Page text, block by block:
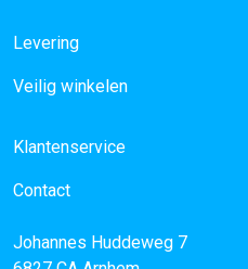
Levering
Veilig winkelen
Klantenservice
Contact
Johannes Huddeweg 7